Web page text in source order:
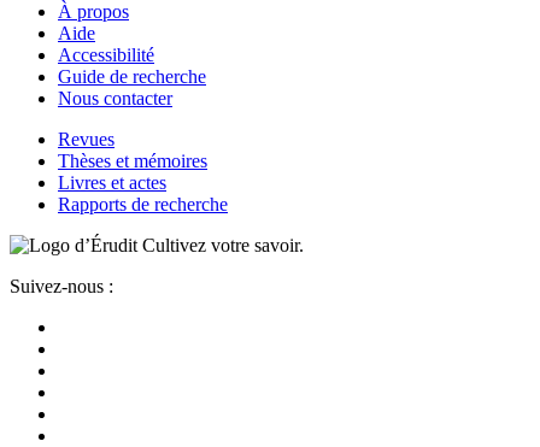
À propos
Aide
Accessibilité
Guide de recherche
Nous contacter
Revues
Thèses et mémoires
Livres et actes
Rapports de recherche
Cultivez votre savoir.
Suivez-nous :